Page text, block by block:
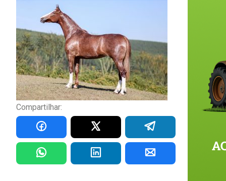
Compartilhar: